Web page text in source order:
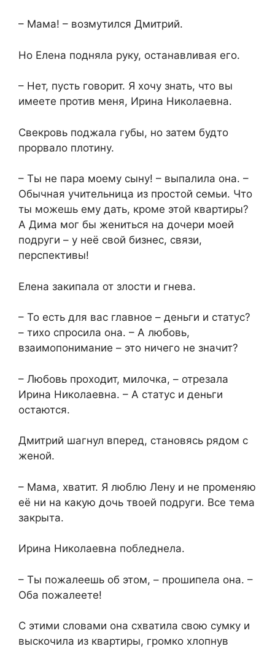
– Мама! – возмутился Дмитрий.
Но Елена подняла руку, останавливая его.
– Нет, пусть говорит. Я хочу знать, что вы
имеете против меня, Ирина Николаевна.
Свекровь поджала губы, но затем будто
прорвало плотину.
– Ты не пара моему сыну! – выпалила она. –
Обычная учительница из простой семьи. Что
ты можешь ему дать, кроме этой квартиры?
А Дима мог бы жениться на дочери моей
подруги – у неё свой бизнес, связи,
перспективы!
Елена закипала от злости и гнева.
– То есть для вас главное – деньги и статус?
– тихо спросила она. – А любовь,
взаимопонимание – это ничего не значит?
– Любовь проходит, милочка, – отрезала
Ирина Николаевна. – А статус и деньги
остаются.
Дмитрий шагнул вперед, становясь рядом с
женой.
– Мама, хватит. Я люблю Лену и не променяю
её ни на какую дочь твоей подруги. Все тема
закрыта.
Ирина Николаевна побледнела.
– Ты пожалеешь об этом, – прошипела она. –
Оба пожалеете!
С этими словами она схватила свою сумку и
выскочила из квартиры, громко хлопнув